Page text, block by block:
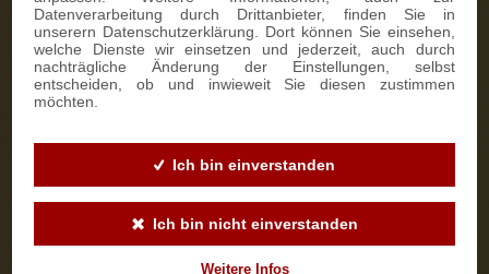
Datenverarbeitung durch Drittanbieter, finden Sie in
unserern Datenschutzerklärung. Dort können Sie einsehen,
welche Dienste wir einsetzen und jederzeit, auch durch
nachträgliche Änderung der Einstellungen, selbst
entscheiden, ob und inwieweit Sie diesen zustimmen
möchten.
Ich bin einverstanden
Ich bin nicht einverstanden
Weitere Infos